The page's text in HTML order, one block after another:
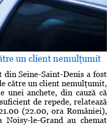
un client nemulţumit
Seine-Saint-Denis a fost
către un client nemulţumit,
anchete, din cauză că
de repede, relatează
(22.00, ora României),
le-Grand au chemat